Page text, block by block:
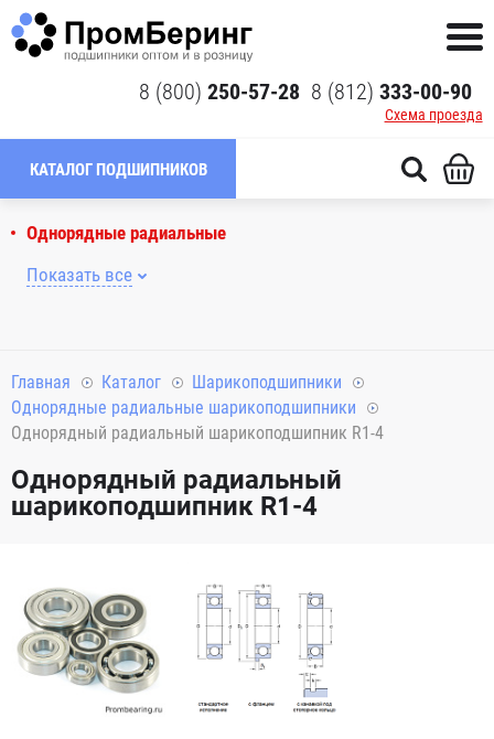
8 (800) 250-57-28 8 (812) 333-00-90
Схема проезда
КАТАЛОГ ПОДШИПНИКОВ
Однорядные радиальные
Показать все
Главная Каталог
Шарикоподшипники
Однорядные радиальные шарикоподшипники
Однорядный радиальный шарикоподшипник R1-4
Однорядный радиальный
шарикоподшипник R1-4